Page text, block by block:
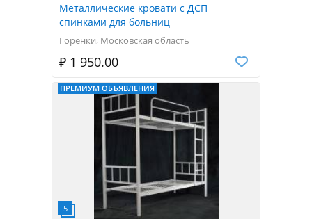
Металлические кровати с ДСП
спинками для больниц
Горенки, Московская область
₽ 1 950.00
ПРЕМИУМ ОБЪЯВЛЕНИЯ